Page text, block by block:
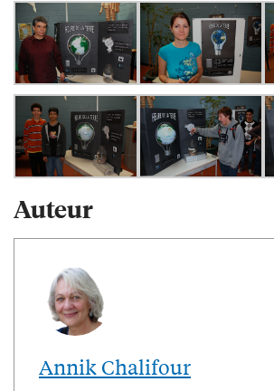
Auteur
Annik Chalifour